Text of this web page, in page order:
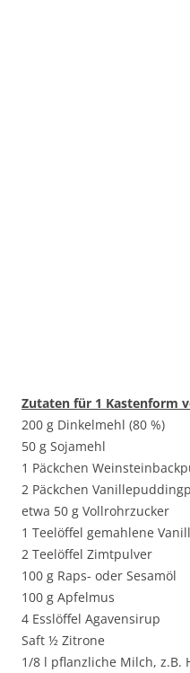
Zutaten für 1 Kastenform
200 g Dinkelmehl (80 %)
50 g Sojamehl
1 Päckchen
2 Päckchen
etwa 50 g Vollrohrzucker
1 Teelöffel gemahlene
2 Teelöffel Zimtpulver
100 g Raps- oder Sesamöl
100 g Apfelmus
4 Esslöffel Agavensirup
Saft ½ Zitrone
1/8 l pflanzliche Milch, z.B.